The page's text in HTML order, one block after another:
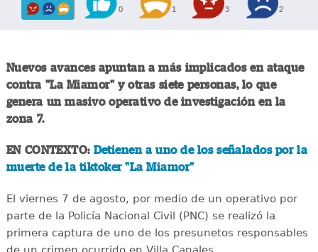
0 1 3 2
Nuevos avances apuntan a más implicados en ataque
contra "La Miamor" y otras siete personas, lo que
genera un masivo operativo de investigación en la
zona 7.
EN CONTEXTO: Detienen a uno de los señalados por la
muerte de la tiktoker "La Miamor"
El viernes 7 de agosto, por medio de un operativo por
parte de la Policía Nacional Civil (PNC) se realizó la
primera captura de uno de los presunetos responsables